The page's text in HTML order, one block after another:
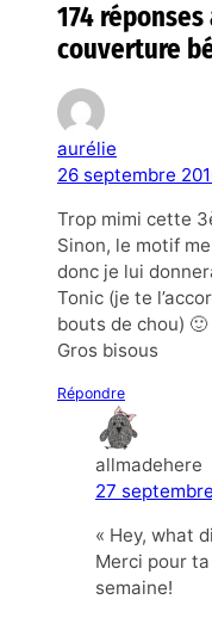
174 réponses
couverture
aurélie
26 septembre
Trop mimi cette
Sinon, le motif
donc je lui
Tonic (je te
bouts de chou) 🙂
Gros bisous
Répondre
allmadehere
27
« Hey, what
Merci pour
semaine!